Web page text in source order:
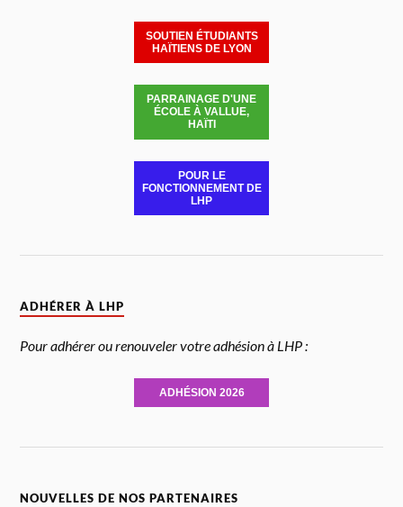
SOUTIEN ÉTUDIANTS
HAÏTIENS DE LYON
PARRAINAGE D'UNE
ÉCOLE À VALLUE,
HAÏTI
POUR LE
FONCTIONNEMENT DE
LHP
ADHÉRER À LHP
Pour adhérer ou renouveler votre adhésion à LHP :
ADHÉSION 2026
NOUVELLES DE NOS PARTENAIRES